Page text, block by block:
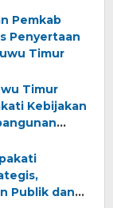
Pemkab
Penyertaan
Timur
Timur
Kebijakan
Publik dan